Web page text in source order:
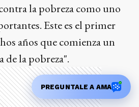
la pobreza como uno
Este es el primer
años que comienza un
de la pobreza".
PREGUNTALE A AMA